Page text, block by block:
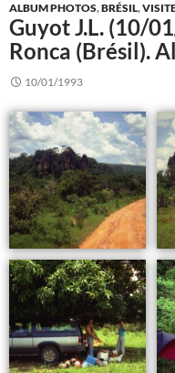
ALBUM PHOTOS,BRÉSIL,
Guyot J.L. (10/
Ronca (Brésil).
10/01/1993